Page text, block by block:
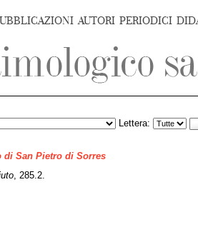
AUTORI PERIODICI
Lettera:
di San Pietro di Sorres
, 285.2.